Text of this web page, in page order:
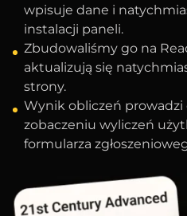
wpisuje dane i
instalacji paneli.
Zbudowaliśmy go na
aktualizują się
strony.
Wynik obliczeń prowadzi
zobaczeniu wyliczeń
formularza